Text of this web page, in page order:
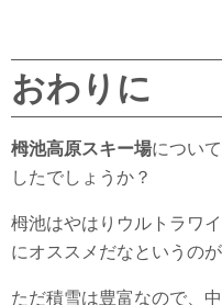
おわりに
栂池高原スキー場につい
したでしょうか？
栂池はやはりウルトラワ
にオススメだなというの
ただ積雪は豊富なので、